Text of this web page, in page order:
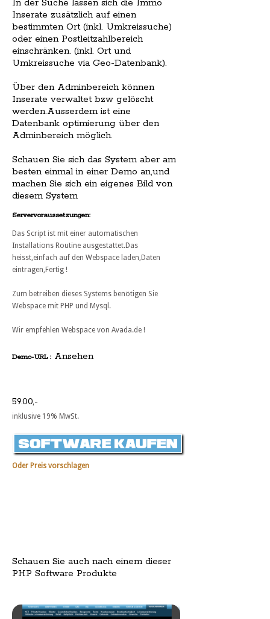
In der Suche lassen sich die Immo
Inserate zusätzlich auf einen
bestimmten Ort (inkl. Umkreissuche)
oder einen Postleitzahlbereich
einschränken. (inkl. Ort und
Umkreissuche via Geo-Datenbank).
Über den Adminbereich können
Inserate verwaltet bzw gelöscht
werden.Ausserdem ist eine
Datenbank optimierung über den
Adminbereich möglich.
Schauen Sie sich das System aber am
besten einmal in einer Demo an,und
machen Sie sich ein eigenes Bild von
diesem System
Servervoraussetzungen:
Das Script ist mit einer automatischen
Installations Routine ausgestattet.Das
heisst,einfach auf den Webspace laden,Daten
eintragen,Fertig !
Zum betreiben dieses Systems benötigen Sie
Webspace mit PHP und Mysql.
Wir empfehlen Webspace von Avada.de !
Demo-URL : Ansehen
59.00,-
inklusive 19% MwSt.
Oder Preis vorschlagen
Schauen Sie auch nach einem dieser
PHP Software Produkte